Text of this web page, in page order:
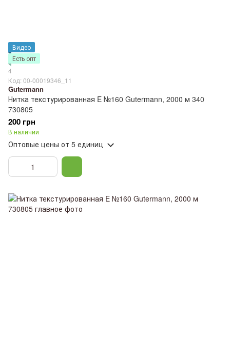
Видео
Есть опт
4
Код: 00-00019346_11
Gutermann
Нитка текстурированная E №160 Gutermann, 2000 м 340
730805
200 грн
В наличии
Оптовые цены от 5 единиц